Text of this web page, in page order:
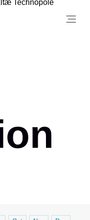
Technopole
Menu